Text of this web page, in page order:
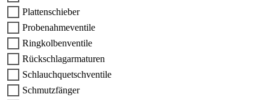
Plattenschieber
Probenahmeventile
Ringkolbenventile
Rückschlagarmaturen
Schlauchquetschventile
Schmutzfänger